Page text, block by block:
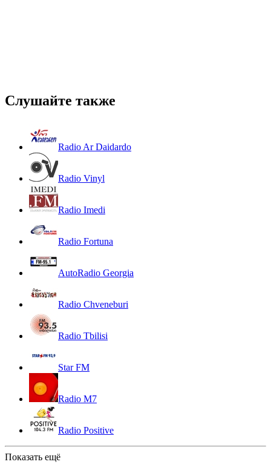
Слушайте также
Radio Ar Daidardo
Radio Vinyl
Radio Imedi
Radio Fortuna
AutoRadio Georgia
Radio Chveneburi
Radio Tbilisi
Star FM
Radio M7
Radio Positive
Показать ещё